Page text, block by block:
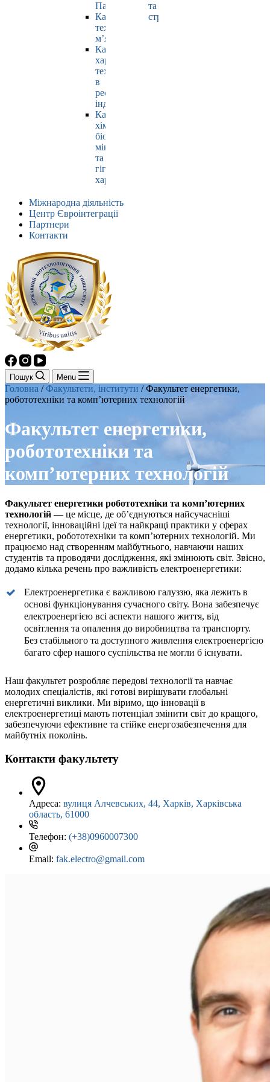
Павлюк
Кафедра
технології
м’яса
Кафедра
харчових
технологій
в
ресторанній
індустрії
Кафедра
хімії,
біохімії,
мікробіології
та
гігієни
харчування
та
страхування
Міжнародна діяльність
Центр Євроінтеграції
Партнери
Контакти
Пошук Menu
Головна /Факультети, інститути /Факультет енергетики,
робототехніки та комп’ютерних технологій
Факультет енергетики,
робототехніки та
комп’ютерних технологій
Факультет енергетики робототехніки та комп’ютерних
технологій — це місце, де об’єднуються найсучасніші
технології, інноваційні ідеї та найкращі практики у сферах
енергетики, робототехніки та комп’ютерних технологій. Ми
працюємо над створенням майбутнього, навчаючи наших
студентів та проводячи дослідження, які змінюють світ. Звісно,
додамо кілька речень про важливість електроенергетики:
Електроенергетика є важливою галуззю, яка лежить в
основі функціонування сучасного світу. Вона забезпечує
електроенергією всі аспекти нашого життя, від
освітлення та опалення до виробництва та транспорту.
Без стабільного та доступного живлення електроенергією
багато сфер нашого суспільства не могли б існувати.
Наш факультет розробляє передові технології та навчає
молодих спеціалістів, які готові вирішувати глобальні
енергетичні виклики. Ми віримо, що інновації в
електроенергетиці мають потенціал змінити світ до кращого,
забезпечуючи ефективне та стійке енергозабезпечення для
майбутніх поколінь.
Контакти факультету
Адреса: вулиця Алчевських, 44, Харків, Харківська
область, 61000
Телефон: (+38)0960007300
Email: fak.electro@gmail.com